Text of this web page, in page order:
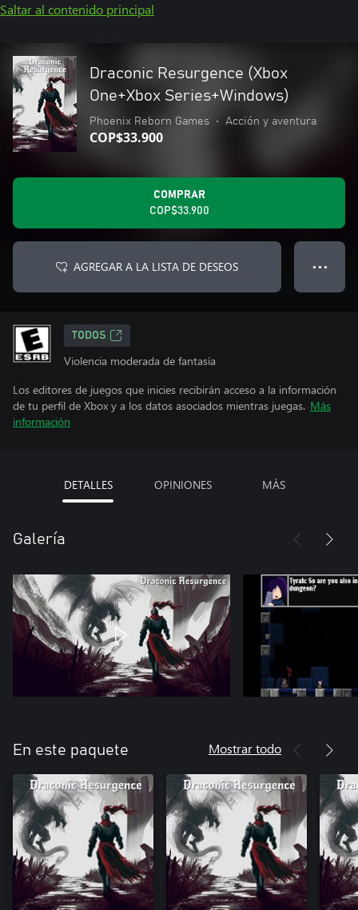
Saltar al contenido principal
Draconic Resurgence (Xbox
One+Xbox Series+Windows)
Phoenix Reborn Games • Acción y aventura
COP$33.900
COMPRAR
COP$33.900
AGREGAR A LA LISTA DE DESEOS ● ● ●
TODOS
Violencia moderada de fantasía
Los editores de juegos que inicies recibirán acceso a la información
de tu perfil de Xbox y a los datos asociados mientras juegas. Más
información
DETALLES OPINIONES MÁS
Galería
En este paquete Mostrar todo